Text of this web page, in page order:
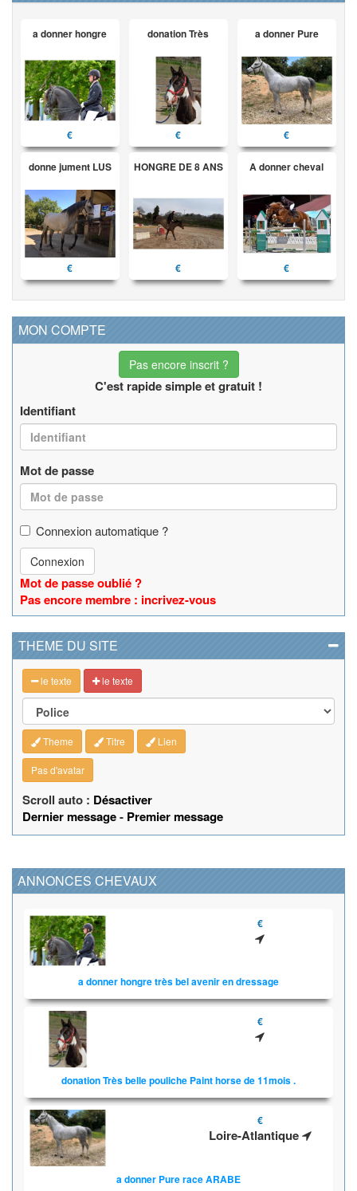
a donner hongre
€
donation Très
€
a donner Pure
€
donne jument LUS
€
HONGRE DE 8 ANS
€
A donner cheval
€
MON COMPTE
Pas encore inscrit ?
C'est rapide simple et gratuit !
Identifiant
Mot de passe
Connexion automatique ?
Connexion
Mot de passe oublié ?
Pas encore membre : incrivez-vous
THEME DU SITE
le texte le texte
Theme Titre Lien
Pas d'avatar
Scroll auto : Désactiver
Dernier message- Premier message
ANNONCES CHEVAUX
€
a donner hongre très bel avenir en dressage
€
donation Très belle pouliche Paint horse de 11mois .
€
Loire-Atlantique
a donner Pure race ARABE